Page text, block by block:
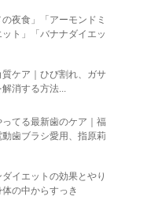
の夜食」「アーモンドミ
ト」「バナナダイエッ
ケア｜ひび割れ、ガサ
消する方法...
てる最新歯のケア｜福
動歯ブラシ愛用、指原莉
イエットの効果とやり
の中からすっき